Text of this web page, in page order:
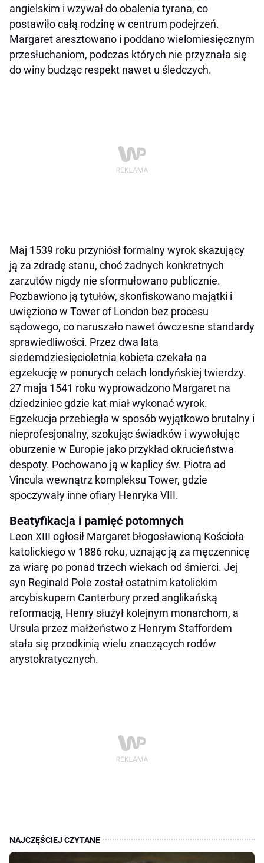
angielskim i wzywał do obalenia tyrana, co
postawiło całą rodzinę w centrum podejrzeń.
Margaret aresztowano i poddano wielomiesięcznym
przesłuchaniom, podczas których nie przyznała się
do winy budząc respekt nawet u śledczych.
Maj 1539 roku przyniósł formalny wyrok skazujący
ją za zdradę stanu, choć żadnych konkretnych
zarzutów nigdy nie sformułowano publicznie.
Pozbawiono ją tytułów, skonfiskowano majątki i
uwięziono w Tower of London bez procesu
sądowego, co naruszało nawet ówczesne standardy
sprawiedliwości. Przez dwa lata
siedemdziesięcioletnia kobieta czekała na
egzekucję w ponurych celach londyńskiej twierdzy.
27 maja 1541 roku wyprowadzono Margaret na
dziedziniec gdzie kat miał wykonać wyrok.
Egzekucja przebiegła w sposób wyjątkowo brutalny i
nieprofesjonalny, szokując świadków i wywołując
oburzenie w Europie jako przykład okrucieństwa
despoty. Pochowano ją w kaplicy św. Piotra ad
Vincula wewnątrz kompleksu Tower, gdzie
spoczywały inne ofiary Henryka VIII.
Beatyfikacja i pamięć potomnych
Leon XIII ogłosił Margaret błogosławioną Kościoła
katolickiego w 1886 roku, uznając ją za męczennicę
za wiarę po ponad trzech wiekach od śmierci. Jej
syn Reginald Pole został ostatnim katolickim
arcybiskupem Canterbury przed anglikańską
reformacją, Henry służył kolejnym monarchom, a
Ursula przez małżeństwo z Henrym Staffordem
stała się przodkinią wielu znaczących rodów
arystokratycznych.